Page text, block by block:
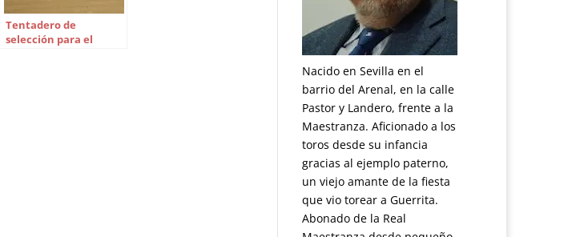
Tentadero de
selección para el
Nacido en Sevilla en el
barrio del Arenal, en la calle
Pastor y Landero, frente a la
Maestranza. Aficionado a los
toros desde su infancia
gracias al ejemplo paterno,
un viejo amante de la fiesta
que vio torear a Guerrita.
Abonado de la Real